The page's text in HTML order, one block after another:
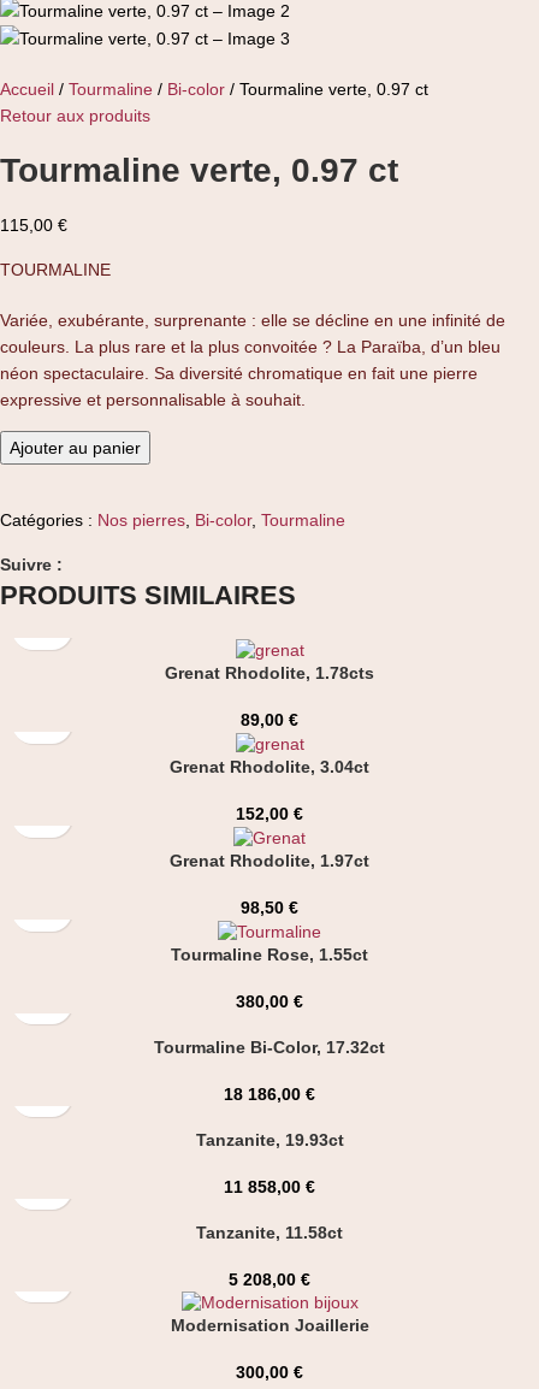
Accueil Tourmaline Bi-color
Tourmaline verte, 0.97 ct
Retour aux produits
Tourmaline verte, 0.97 ct
115,00 €
TOURMALINE
Variée, exubérante, surprenante : elle se décline en une infinité de
couleurs. La plus rare et la plus convoitée ? La Paraïba, d’un bleu
néon spectaculaire. Sa diversité chromatique en fait une pierre
expressive et personnalisable à souhait.
Ajouter au panier
Catégories : Nos pierres, Bi-color, Tourmaline
Suivre :
PRODUITS SIMILAIRES
Grenat Rhodolite, 1.78cts
89,00 €
Grenat Rhodolite, 3.04ct
152,00 €
Grenat Rhodolite, 1.97ct
98,50 €
Tourmaline Rose, 1.55ct
380,00 €
Tourmaline Bi-Color, 17.32ct
18 186,00 €
Tanzanite, 19.93ct
11 858,00 €
Tanzanite, 11.58ct
5 208,00 €
Modernisation Joaillerie
300,00 €